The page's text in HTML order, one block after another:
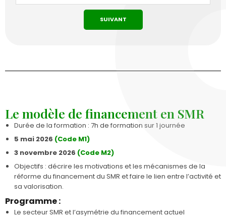
SUIVANT
Le modèle de financement en SMR
Durée de la formation : 7h de formation sur 1 journée
5 mai 2026 (Code M1)
3 novembre 2026 (Code M2)
Objectifs : décrire les motivations et les mécanismes de la
réforme du financement du SMR et faire le lien entre l’activité et
sa valorisation.
Programme :
Le secteur SMR et l’asymétrie du financement actuel